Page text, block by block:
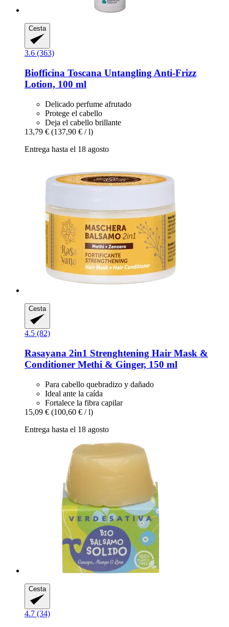
Cesta
3.6 (363)
Biofficina Toscana Untangling Anti-​Frizz
Lotion, 100 ml
Delicado perfume afrutado
Protege el cabello
Deja el cabello brillante
13,79 € (137,90 € / l)
Entrega hasta el 18 agosto
Cesta
4.5 (82)
Rasayana 2in1 Strenghtening Hair Mask &
Conditioner Methi & Ginger, 150 ml
Para cabello quebradizo y dañado
Ideal ante la caída
Fortalece la fibra capilar
15,09 € (100,60 € / l)
Entrega hasta el 18 agosto
Cesta
4.7 (34)